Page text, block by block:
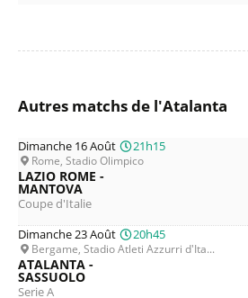
Autres matchs de l'Atalanta
Dimanche 16 Août 21h15
Rome, Stadio Olimpico
LAZIO ROME -
MANTOVA
Coupe d'Italie
Dimanche 23 Août
20h45
Bergame, Stadio Atleti Azzurri d'Ita...
ATALANTA -
SASSUOLO
Serie A